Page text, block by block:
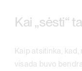
Kai „sėsti“
Kaip atsitinka, kad,
visada buvo